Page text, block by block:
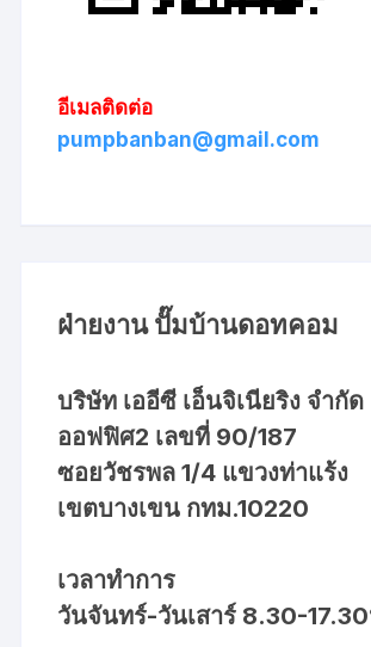
อีเมลติดต่อ
pumpbanban@gmail.com
ฝ่ายงาน ปั๊มบ้านดอทคอม
บริษัท เออีซี เอ็นจิเนียริง จำกัด
ออฟฟิศ2 เลขที่ 90/187
ซอยวัชรพล 1/4 แขวงท่าแร้ง
เขตบางเขน กทม.10220
เวลาทำการ
วันจันทร์-วันเสาร์ 8.30-